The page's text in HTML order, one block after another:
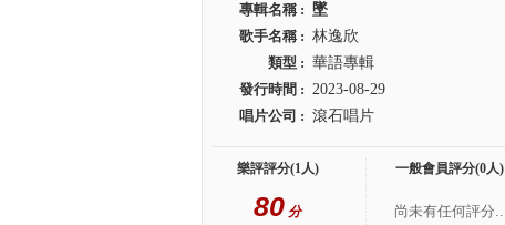
專輯名稱 : 墜
歌手名稱 : 林逸欣
類型 : 華語專輯
發行時間 : 2023-08-29
唱片公司 : 滾石唱片
樂評評分(1人)
80 分
一般會員評分(0人)
尚未有任何評分..